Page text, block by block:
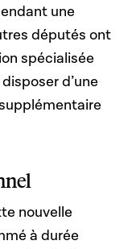
une
députés ont
spécialisée
d’une
nouvelle
à durée